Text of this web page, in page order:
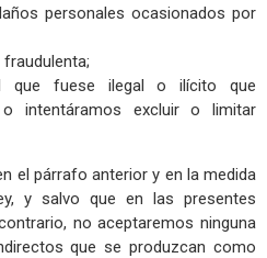
personales ocasionados por
que fuese ilegal o ilícito que
o intentáramos excluir o limitar
el párrafo anterior y en la medida
y salvo que en las presentes
no aceptaremos ninguna
que se produzcan como